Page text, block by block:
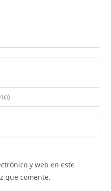
y web en este
que comente.